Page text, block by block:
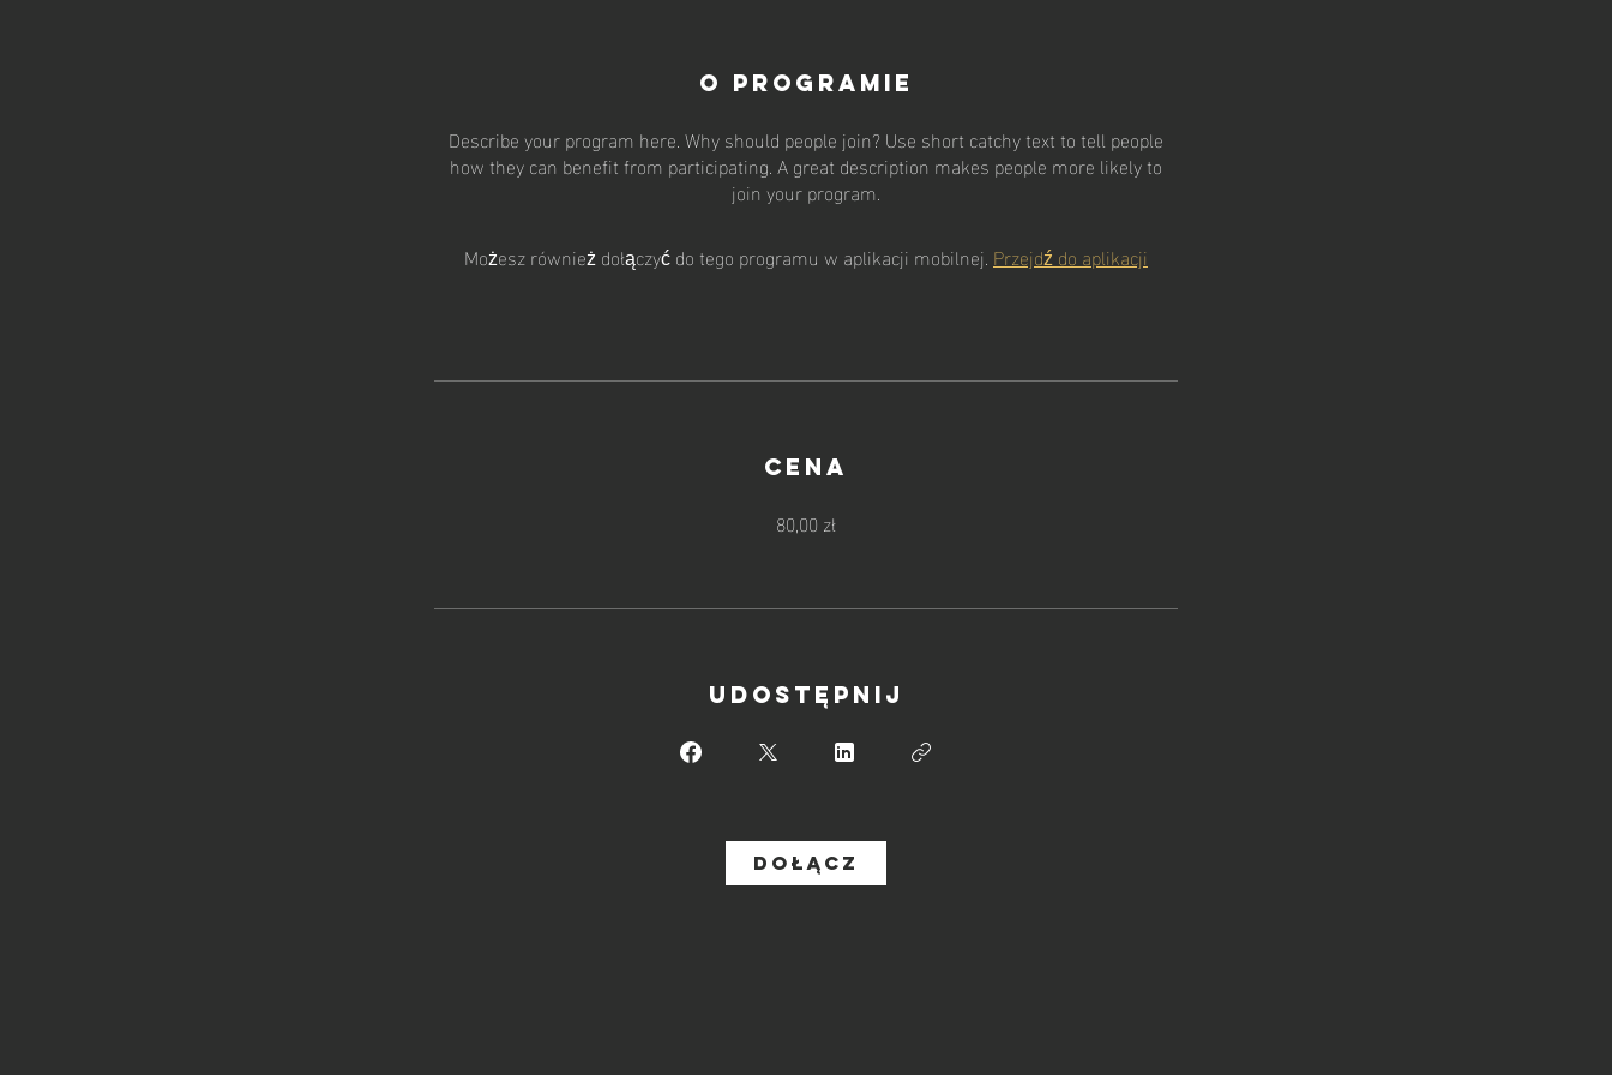
G O L FA
C A D E M Y
O programie
Describe your program here. Why should people join? Use short catchy text to tell people
how they can benefit from participating. A great description makes people more likely to
join your program.
Możesz również dołączyć do tego programu w aplikacji mobilnej. Przejdź do aplikacji
Cena
80,00 zł
Udostępnij
Dołącz